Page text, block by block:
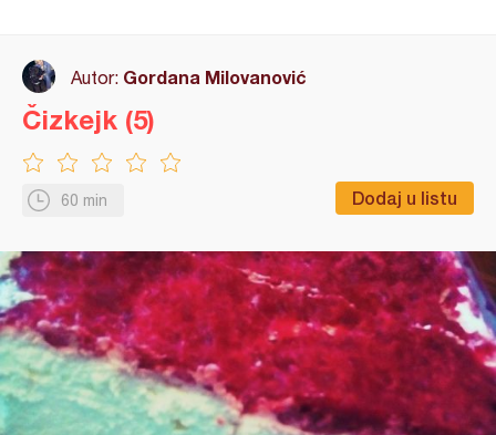
Autor: Gordana Milovanović
60 min Dodaj u listu
Čizkejk (5)